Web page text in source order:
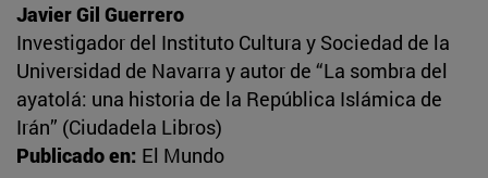
Javier Gil Guerrero
Investigador del Instituto Cultura y Sociedad de la
Universidad de Navarra y autor de “La sombra del
ayatolá: una historia de la República Islámica de
Irán” (Ciudadela Libros)
Publicado en: El Mundo